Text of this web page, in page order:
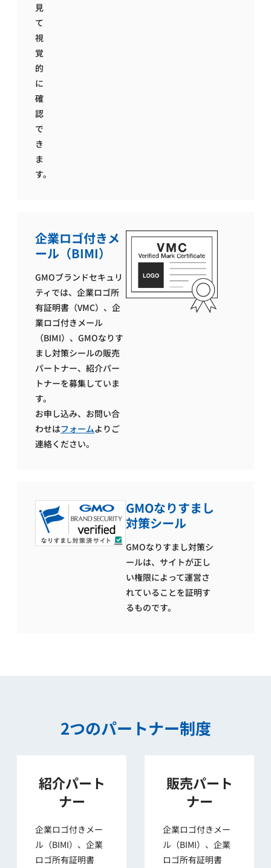
見
て
視
覚
的
に
確
認
で
き
ま
す。
企業ロゴ付きメ
ール（BIMI）
GMOブランドセキュリ
ティでは、企業ロゴ所
有証明書（VMC）、企
業ロゴ付きメール
（BIMI）、 GMOなりす
まし対策シールの販売
パートナー、紹介パー
トナーを募集していま
す。
お申し込み、お問い合
わせはフォームよりご
連絡ください。
GMOなりすまし
対策シール
GMOなりすまし対策シ
ールは、サイトが正し
い権限によって運営さ
れていることを証明す
るものです。
2つのパートナー制度
紹介パート
ナー
企業ロゴ付きメー
ル（BIMI）、企業
ロゴ所有証明書
販売パート
ナー
企業ロゴ付きメー
ル（BIMI）、企業
ロゴ所有証明書